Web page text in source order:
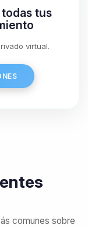
tus
virtual.
comunes sobre